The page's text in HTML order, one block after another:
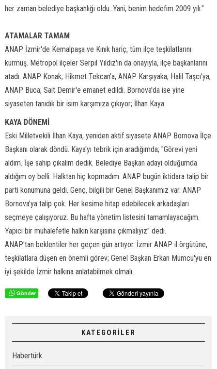
her zaman belediye başkanlığı oldu. Yani, benim hedefim 2009 yılı."
ATAMALAR TAMAM
ANAP İzmir'de Kemalpaşa ve Kınık hariç, tüm ilçe teşkilatlarını
kurmuş. Metropol ilçeler Serpil Yıldız'ın da onayıyla, ilçe başkanlarını
atadı. ANAP Konak; Hikmet Tekcan'a, ANAP Karşıyaka; Halil Taşcı'ya,
ANAP Buca; Sait Demir'e emanet edildi. Bornova'da ise yine
siyaseten tanıdık bir isim karşımıza çıkıyor; İlhan Kaya.
KAYA DÖNEMİ
Eski Milletvekili İlhan Kaya, yeniden aktif siyasete ANAP Bornova İlçe
Başkanı olarak döndü. Kaya'yı tebrik için aradığımda; "Görevi yeni
aldım. İşe sahip çıkalım dedik. Belediye Başkan adayı olduğumda
aldığım oy belli. Halktan hiç kopmadım. ANAP bugün iktidara talip bir
parti konumuna geldi. Genç, bilgili bir Genel Başkanımız var. ANAP
Bornova'ya talip çok. Her kesime hitap edebilecek arkadaşları
seçmeye çalışıyoruz. Bu hafta yönetim listesini tamamlayacağım.
Yapıcı bir muhalefetle halkın karşısına çıkmalıyız" dedi.
ANAP'tan beklentiler her geçen gün artıyor. İzmir ANAP il örgütüne,
teşkilatlara düşen en önemli görev; Genel Başkan Erkan Mumcu'yu en
iyi şekilde İzmir halkına anlatabilmek olmalı.
Gönder
KATEGORİLER
Habertürk